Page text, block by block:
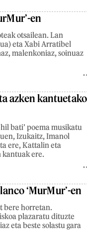
en
otsailean. Lan
eta Xabi Arratibel
malenkoniaz, soinuaz
azken kantuetako
bati’ poema musikatu
Izukaitz, Imanol
ere, Kattalin eta
kantuak ere.
‘MurMur’-en
bere horretan.
plazaratu dituzte
eta beste solastu gara